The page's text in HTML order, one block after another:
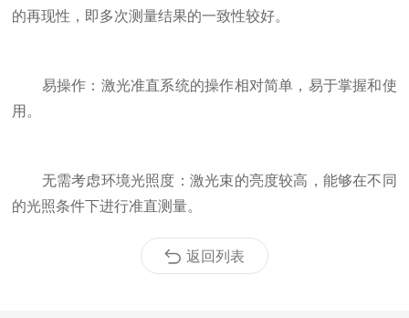
的再现性，即多次测量结果的一致性较好。
易操作：激光准直系统的操作相对简单，易于掌握和使
用。
无需考虑环境光照度：激光束的亮度较高，能够在不同
的光照条件下进行准直测量。
返回列表